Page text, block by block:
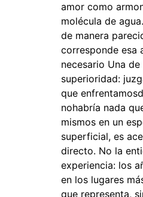
amor como
molécula de
de manera
corresponde esa
necesario Una
superioridad:
que
nohabría nada
mismos en un
superficial, es
directo. No la
experiencia: los
en los lugares
que representa,